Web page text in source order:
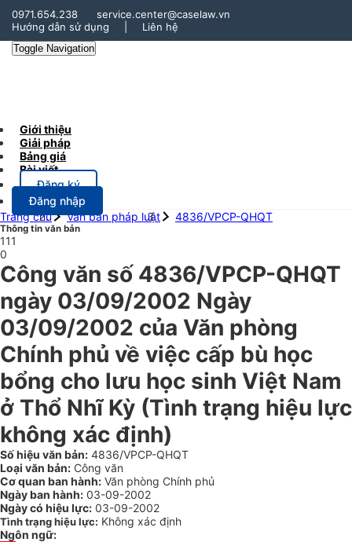
0971.654.238
service.center@caselaw.vn
Hướng dẫn sử dụng
Liên hệ
Toggle Navigation
Giới thiệu
Giải pháp
Bảng giá
Bài viết
Đăng ký
Đăng nhập
Trang chủ
Văn bản pháp luật 4836/VPCP-QHQT
Thông tin văn bản
111
0
Công văn số 4836/VPCP-QHQT
ngày 03/09/2002 Ngày
03/09/2002 của Văn phòng
Chính phủ về việc cấp bù học
bổng cho lưu học sinh Việt Nam
ở Thổ Nhĩ Kỳ (Tình trạng hiệu lực
không xác định)
Số hiệu văn bản: 4836/VPCP-QHQT
Loại văn bản: Công văn
Cơ quan ban hành: Văn phòng Chính phủ
Ngày ban hành: 03-09-2002
Ngày có hiệu lực: 03-09-2002
Tình trạng hiệu lực: Không xác định
Ngôn ngữ: